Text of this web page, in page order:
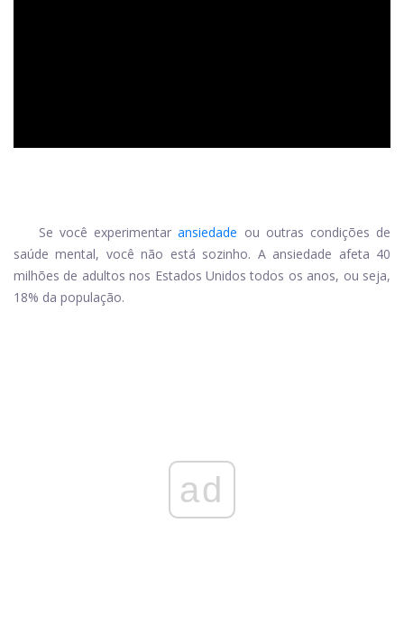
Se você experimentaransiedade ou outras condições de
saúde mental, você não está sozinho. A ansiedade afeta 40
milhões de adultos nos Estados Unidos todos os anos, ou seja,
18% da população.
ad